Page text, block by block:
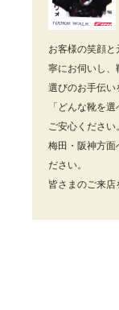
お客様の笑顔
寧にお伺いし、
選びのお手伝い
「どんな靴を
ご安心ください。
梅田・阪神方面
ださい。
皆さまのご来店